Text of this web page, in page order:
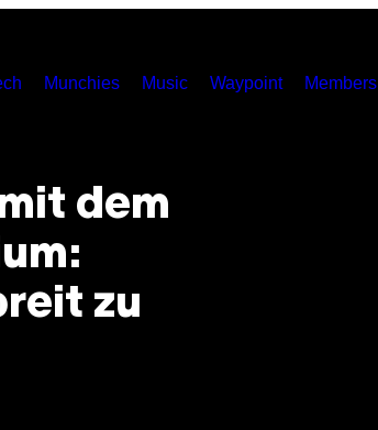
Munchies Music Waypoint Members
dem
zu